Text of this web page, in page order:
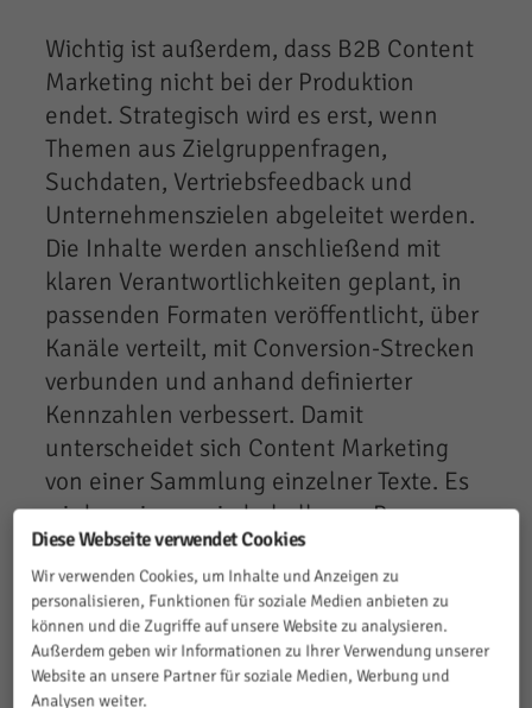
Wichtig ist außerdem, dass B2B Content
Marketing nicht bei der Produktion
endet. Strategisch wird es erst, wenn
Themen aus Zielgruppenfragen,
Suchdaten, Vertriebsfeedback und
Unternehmenszielen abgeleitet werden.
Die Inhalte werden anschließend mit
klaren Verantwortlichkeiten geplant, in
passenden Formaten veröffentlicht, über
Kanäle verteilt, mit Conversion-Strecken
verbunden und anhand definierter
Kennzahlen verbessert. Damit
unterscheidet sich Content Marketing
von einer Sammlung einzelner Texte. Es
wird zu einem wiederholbaren Prozess,
der Sichtbarkeit, Vertrauen und
Nachfrage systematisch verbindet. Wer
diesen Prozess sauber aufsetzt, macht
aus „Inhalten für Unternehmen“ ein
belastbares Wachstumssystem.
Diese Webseite verwendet Cookies
Wir verwenden Cookies, um Inhalte und Anzeigen zu
personalisieren, Funktionen für soziale Medien anbieten zu
können und die Zugriffe auf unsere Website zu analysieren.
Außerdem geben wir Informationen zu Ihrer Verwendung unserer
Website an unsere Partner für soziale Medien, Werbung und
Analysen weiter.